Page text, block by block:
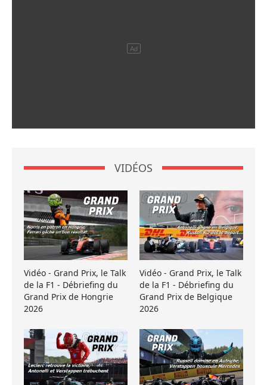
VIDÉOS
Vidéo - Grand Prix, le Talk
de la F1 - Débriefing du
Grand Prix de Hongrie
2026
Vidéo - Grand Prix, le Talk
de la F1 - Débriefing du
Grand Prix de Belgique
2026